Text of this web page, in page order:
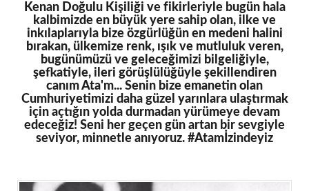
Kenan Doğulu Kişiliği ve fikirleriyle bugün hala
kalbimizde en büyük yere sahip olan, ilke ve
inkılaplarıyla bize özgürlüğün en medeni halini
bırakan, ülkemize renk, ışık ve mutluluk veren,
bugünümüzü ve geleceğimizi bilgeliğiyle,
şefkatiyle, ileri görüşlülüğüyle şekillendiren
canım Ata'm... Senin bize emanetin olan
Cumhuriyetimizi daha güzel yarınlara ulaştırmak
için açtığın yolda durmadan yürümeye devam
edeceğiz! Seni her geçen gün artan bir sevgiyle
seviyor, minnetle anıyoruz. #Atamİzindeyiz